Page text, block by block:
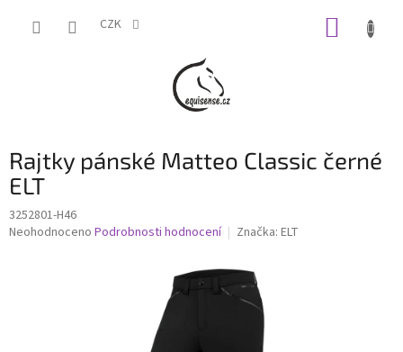
CZK
Rajtky pánské Matteo Classic černé
ELT
3252801-H46
Průměrné
Neohodnoceno Podrobnosti hodnocení Značka: ELT